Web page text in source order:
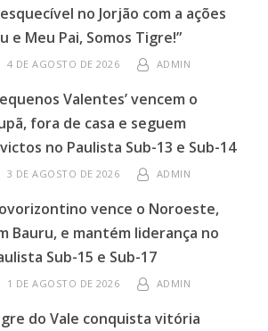
no Jorjão com a ações
e Meu Pai, Somos Tigre!”
4 DE AGOSTO DE 2026 ADMIN
Valentes’ vencem o
fora de casa e seguem
no Paulista Sub-13 e Sub-14
3 DE AGOSTO DE 2026 ADMIN
vence o Noroeste,
Bauru, e mantém liderança no
Sub-15 e Sub-17
1 DE AGOSTO DE 2026 ADMIN
do Vale conquista vitória